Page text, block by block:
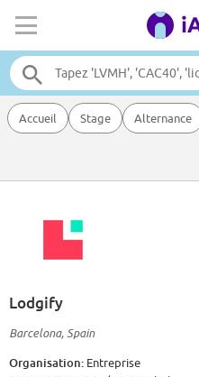
Accueil Stage Alternance
Lodgify
Barcelona, Spain
Organisation: Entreprise